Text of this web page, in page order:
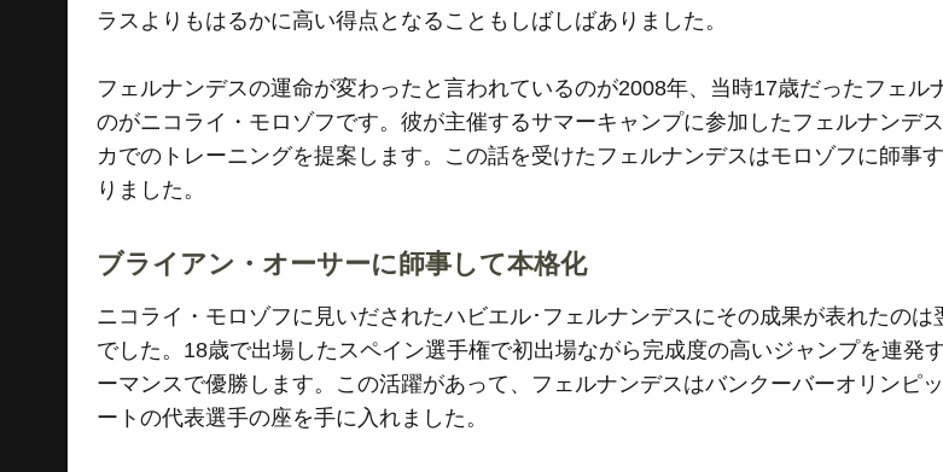
ラスよりもはるかに高い得点となることもしばしばありました。
フェルナンデスの運命が変わったと言われているのが2008年、当時17歳だったフェル
のがニコライ・モロゾフです。彼が主催するサマーキャンプに参加したフェルナンデ
カでのトレーニングを提案します。この話を受けたフェルナンデスはモロゾフに師事
りました。
ブライアン・オーサーに師事して本格化
ニコライ・モロゾフに見いだされたハビエル･フェルナンデスにその成果が表れたのは
でした。18歳で出場したスペイン選手権で初出場ながら完成度の高いジャンプを連発
ーマンスで優勝します。この活躍があって、フェルナンデスはバンクーバーオリンピ
ートの代表選手の座を手に入れました。